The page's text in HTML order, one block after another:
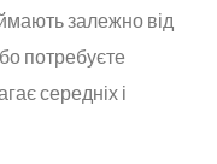
залежно від
потребуєте
середніх і